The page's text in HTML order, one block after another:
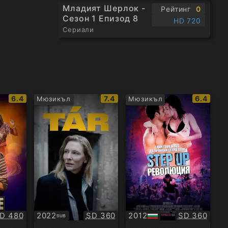
Младият Шерлок -
Сезон 1 Епизод 8
Сериали
Рейтинг
0
HD 720
IMDb
рейтинг:
6.4
480
Мюзикъл
IMDb
рейтинг:
7.4
2022SUB
Субтитри Качество:
SD 360
Мюзикъл
IMDb
6.4
2012
БГ
Качество:
SD 360